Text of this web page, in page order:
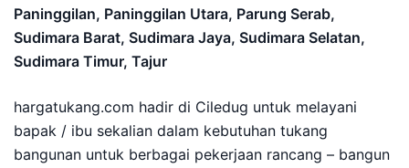
Paninggilan, Paninggilan Utara, Parung Serab,
Sudimara Barat, Sudimara Jaya, Sudimara Selatan,
Sudimara Timur, Tajur
hargatukang.com hadir di Ciledug untuk melayani
bapak / ibu sekalian dalam kebutuhan tukang
bangunan untuk berbagai pekerjaan rancang – bangun